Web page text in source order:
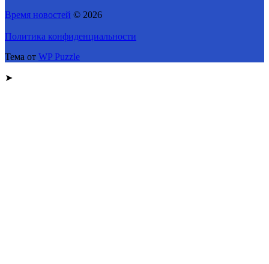
Время новостей © 2026
Политика конфиденциальности
Тема от WP Puzzle
➤